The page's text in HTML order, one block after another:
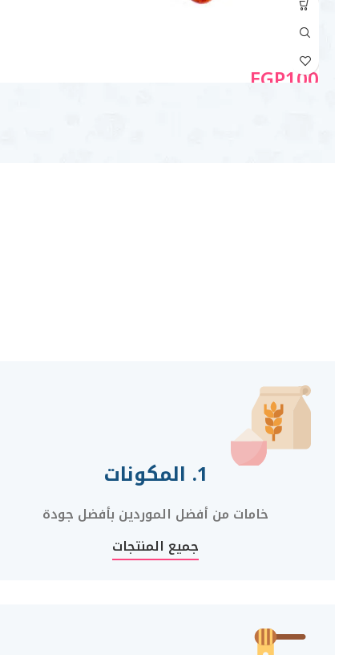
EGP100
1. المكونات
خامات من أفضل الموردين بأفضل جودة
جميع المنتجات